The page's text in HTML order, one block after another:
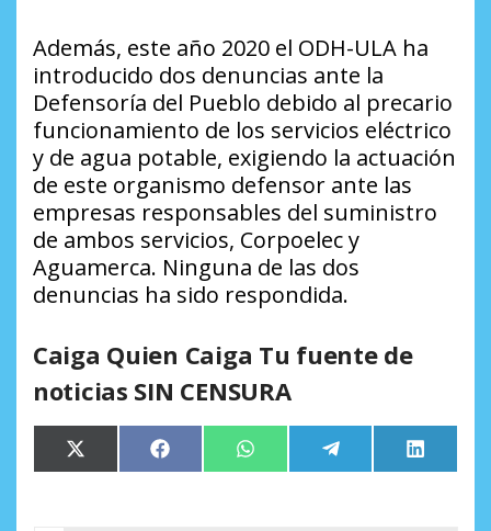
Además, este año 2020 el ODH-ULA ha
introducido dos denuncias ante la
Defensoría del Pueblo debido al precario
funcionamiento de los servicios eléctrico
y de agua potable, exigiendo la actuación
de este organismo defensor ante las
empresas responsables del suministro
de ambos servicios, Corpoelec y
Aguamerca. Ninguna de las dos
denuncias ha sido respondida.
Caiga Quien Caiga Tu fuente de
noticias SIN CENSURA
Compartir
en
X
(Twitter)
Compartir
en
Facebook Compartir
en
WhatsApp Compartir
en
Telegram
en
LinkedIn